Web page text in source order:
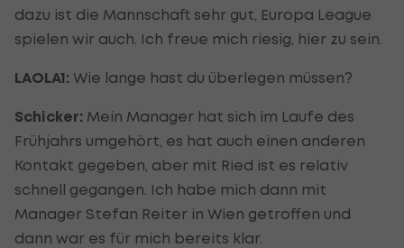
dazu ist die Mannschaft sehr gut, Europa League
spielen wir auch. Ich freue mich riesig, hier zu sein.
LAOLA1: Wie lange hast du überlegen müssen?
Schicker: Mein Manager hat sich im Laufe des
Frühjahrs umgehört, es hat auch einen anderen
Kontakt gegeben, aber mit Ried ist es relativ
schnell gegangen. Ich habe mich dann mit
Manager Stefan Reiter in Wien getroffen und
dann war es für mich bereits klar.